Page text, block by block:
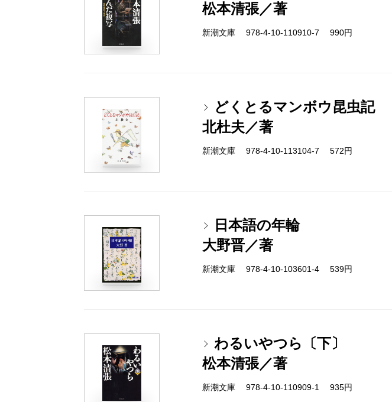
松本清張／著
新潮文庫 978-4-10-110910-7 990円
どくとるマンボウ昆虫記
北杜夫／著
新潮文庫 978-4-10-113104-7 572円
日本語の年輪
大野晋／著
新潮文庫 978-4-10-103601-4 539円
わるいやつら〔下〕
松本清張／著
新潮文庫 978-4-10-110909-1 935円